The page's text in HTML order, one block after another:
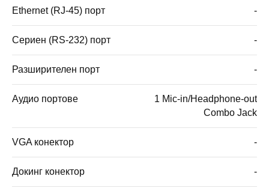
Ethernet (RJ-45) порт -
Сериен (RS-232) порт -
Разширителен порт -
Аудио портове
1 Mic-in/Headphone-out
Combo Jack
VGA конектор -
Докинг конектор -